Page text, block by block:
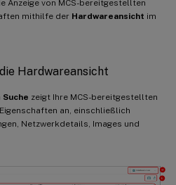
Anzeige von MCS-bereitgestellten
mithilfe der Hardwareansicht im
Hardwareansicht
Suche zeigt Ihre MCS-bereitgestellten
an, einschließlich
Netzwerkdetails, Images und